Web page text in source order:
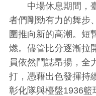
中場休息期間，臺
者們剛勁有力的舞步
圍推向新的高潮。短
燃。儘管比分逐漸拉
員依然鬥誌昂揚，全
打，憑藉出色發揮持
彰化隊與檯盤1936籃